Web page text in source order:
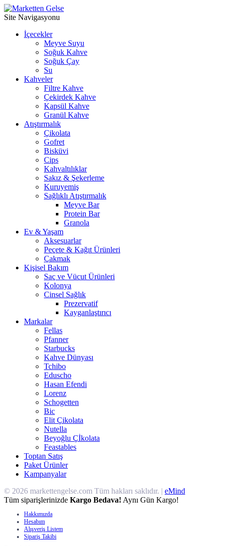
Site Navigasyonu
İçecekler
Meyve Suyu
Soğuk Kahve
⁠Soğuk Çay
Su
Kahveler
Filtre Kahve
Çekirdek Kahve
Kapsül Kahve
Granül Kahve
Atıştırmalık
Çikolata
Gofret
Bisküvi
Cips
Kahvaltılıklar
Sakız & Şekerleme
Kuruyemiş
Sağlıklı Atıştırmalık
Meyve Bar
Protein Bar
Granola
Ev & Yaşam
Aksesuarlar
Peçete & Kağıt Ürünleri
Çakmak
Kişisel Bakım
Saç ve Vücut Ürünleri
Kolonya
Cinsel Sağlık
Prezervatif
Kayganlaştırıcı
Markalar
Fellas
Pfanner
Starbucks
Kahve Dünyası
Tchibo
Eduscho
Hasan Efendi
Lorenz
Schogetten
Bic
Elit Çikolata
Nutella
Beyoğlu Çİkolata
Feastables
Toptan Satış
Paket Ürünler
Kampanyalar
© 2026 markettengelse.com Tüm hakları saklıdır. | eMind
Tüm siparişlerinizde Kargo Bedava! Aynı Gün Kargo!
Hakkımızda
Hesabım
Alışveriş Listem
Sipariş Takibi